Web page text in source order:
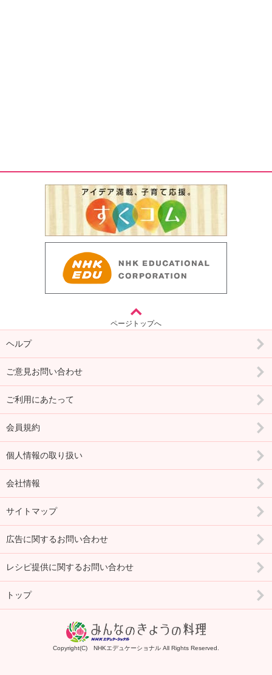
ページトップへ
ヘルプ
ご意見お問い合わせ
ご利用にあたって
会員規約
個人情報の取り扱い
会社情報
サイトマップ
広告に関するお問い合わせ
レシピ提供に関するお問い合わせ
トップ
Copyright(C) NHKエデュケーショナル All Rights Reserved.